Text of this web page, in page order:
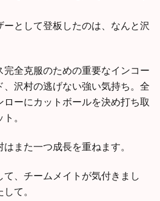
として登板したのは、なんと沢
全克服のための重要なインコー
、沢村の逃げない強い気持ち。全
ーにカットボールを決め打ち取
。
また一つ成長を重ねます。
、チームメイトが気付きまし
て。